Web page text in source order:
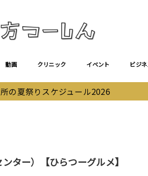
動画 クリニック イベント ビジ
の夏祭りスケジュール2026
ター）【ひらつーグルメ】